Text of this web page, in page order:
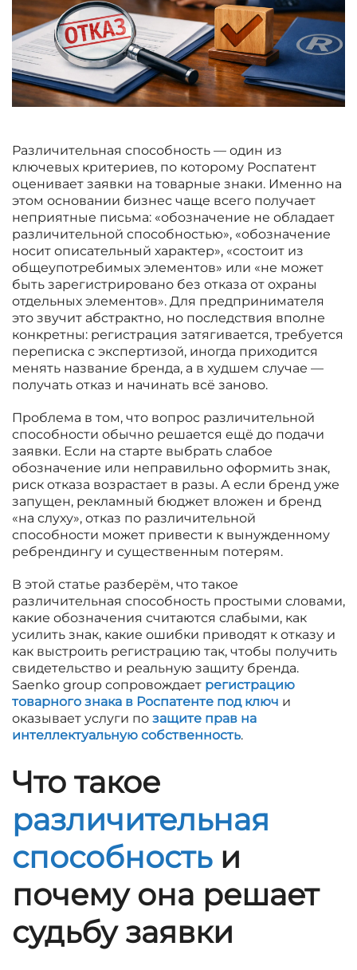
Различительная способность — один из
ключевых критериев, по которому Роспатент
оценивает заявки на товарные знаки. Именно на
этом основании бизнес чаще всего получает
неприятные письма: «обозначение не обладает
различительной способностью», «обозначение
носит описательный характер», «состоит из
общеупотребимых элементов» или «не может
быть зарегистрировано без отказа от охраны
отдельных элементов». Для предпринимателя
это звучит абстрактно, но последствия вполне
конкретны: регистрация затягивается, требуется
переписка с экспертизой, иногда приходится
менять название бренда, а в худшем случае —
получать отказ и начинать всё заново.
Проблема в том, что вопрос различительной
способности обычно решается ещё до подачи
заявки. Если на старте выбрать слабое
обозначение или неправильно оформить знак,
риск отказа возрастает в разы. А если бренд уже
запущен, рекламный бюджет вложен и бренд
«на слуху», отказ по различительной
способности может привести к вынужденному
ребрендингу и существенным потерям.
В этой статье разберём, что такое
различительная способность простыми словами,
какие обозначения считаются слабыми, как
усилить знак, какие ошибки приводят к отказу и
как выстроить регистрацию так, чтобы получить
свидетельство и реальную защиту бренда.
Saenko group сопровождает регистрацию
товарного знака в Роспатенте под ключ и
оказывает услуги по защите прав на
интеллектуальную собственность.
Что такое
различительная
способностьи
почему она решает
судьбу заявки